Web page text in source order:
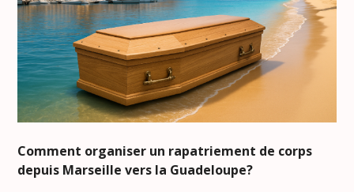
Comment organiser un rapatriement de corps
depuis Marseille vers la Guadeloupe?